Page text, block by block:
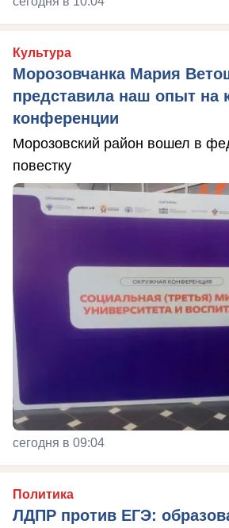
Культура
Морозовчанка Мария
представила наш опыт на
конференции
Морозовский район вошел в
повестку
сегодня в 09:04
Политика
ЛДПР против ЕГЭ: